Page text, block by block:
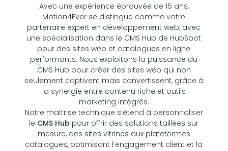
Avec une expérience éprouvée de 15 ans,
Motion4Ever se distingue comme votre
partenaire expert en développement web, avec
une spécialisation dans le CMS Hub de HubSpot
pour des sites web et catalogues en ligne
performants. Nous exploitons la puissance du
CMS Hub pour créer des sites web qui non
seulement captivent mais convertissent, grâce à
la synergie entre contenu riche et outils
marketing intégrés.
Notre maîtrise technique s’étend à personnaliser
le CMS Hub pour offrir des solutions taillées sur
mesure, des sites vitrines aux plateformes
catalogues, optimisant l’engagement client et la